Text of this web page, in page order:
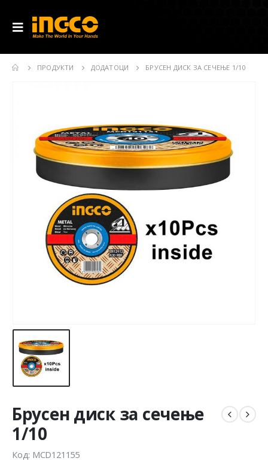
ПРОДУКТИ ДОДАТОЦИ БРУСЕН ДИСК ЗА СЕЧЕЊЕ 1/10
Брусен диск за сечење
1/10
Код: MCD121155